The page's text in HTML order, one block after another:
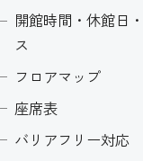
開館時間・休館日
ス
フロアマップ
座席表
バリアフリー対応